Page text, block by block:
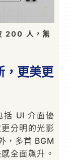
200 人，無
，更美更
括 UI 介面優
分明的光影
，多首 BGM
全面飆升。